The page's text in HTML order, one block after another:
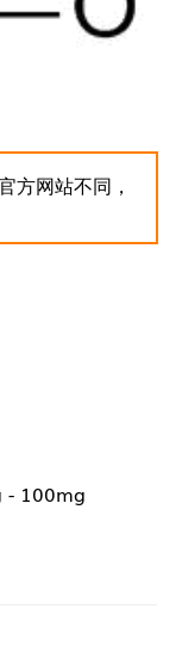
方网站不同，
- 100mg